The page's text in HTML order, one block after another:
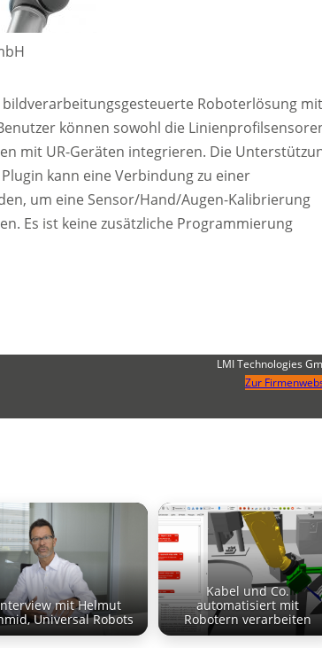
Roboterlösung mit
können sowohl die
mit UR-Geräten integrieren. Die
kann eine Verbindung zu einer
um eine Sensor/Hand/Augen-Kalibrierung
Es ist keine zusätzliche Programmierung
LMI Technologies
Zur
mit Helmut
Universal Robots
Kabel und Co.
automatisiert mit
Robotern verarbeiten